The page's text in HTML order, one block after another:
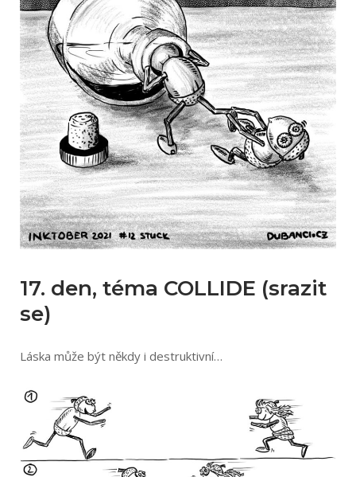
17. den, téma COLLIDE (srazit
se)
Láska může být někdy i destruktivní…